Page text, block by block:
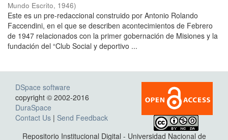
Mundo Escrito, 1946)
Este es un pre-redaccional construido por Antonio Rolando
Faccendini, en el que se describen acontecimientos de Febrero
de 1947 relacionados con la primer gobernación de Misiones y la
fundación del “Club Social y deportivo ...
DSpace software
copyright © 2002-2016
DuraSpace
Contact Us | Send Feedback
Repositorio Institucional Digital - Universidad Nacional de